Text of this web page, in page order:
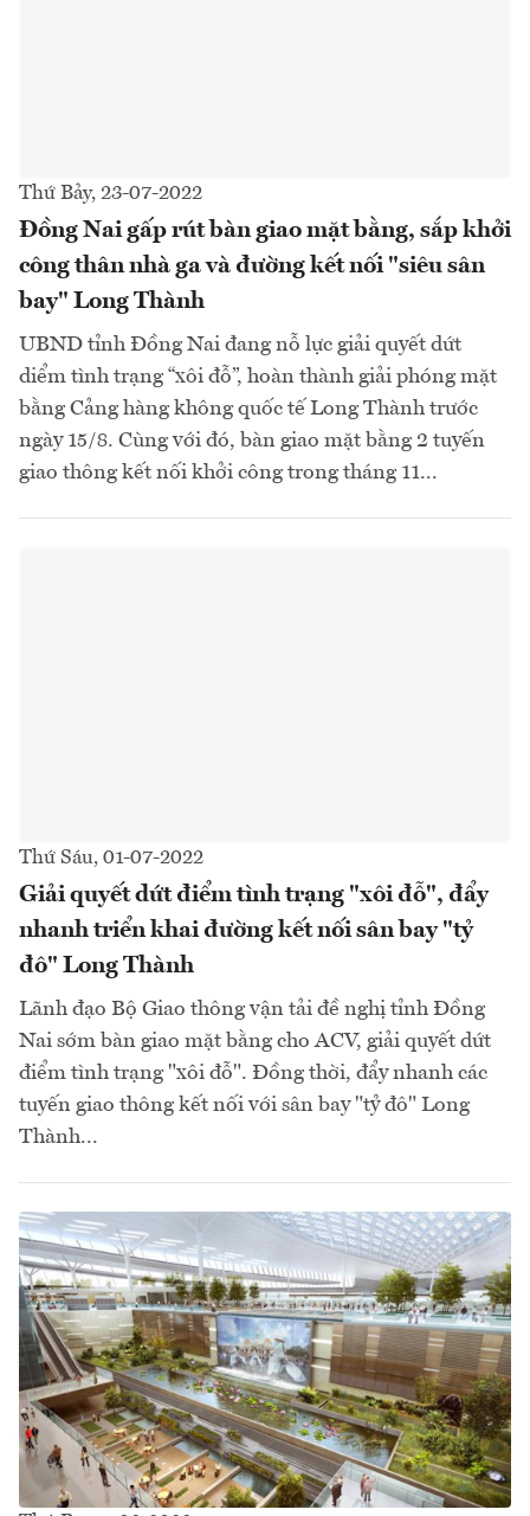
Thứ Bảy, 23-07-2022
Đồng Nai gấp rút bàn giao mặt bằng, sắp khởi
công thân nhà ga và đường kết nối "siêu sân
bay" Long Thành
UBND tỉnh Đồng Nai đang nỗ lực giải quyết dứt
diểm tình trạng “xôi đỗ”, hoàn thành giải phóng mặt
bằng Cảng hàng không quốc tế Long Thành trước
ngày 15/8. Cùng với đó, bàn giao mặt bằng 2 tuyến
giao thông kết nối khởi công trong tháng 11...
Thứ Sáu, 01-07-2022
Giải quyết dứt điểm tình trạng "xôi đỗ", đẩy
nhanh triển khai đường kết nối sân bay "tỷ
đô" Long Thành
Lãnh đạo Bộ Giao thông vận tải đề nghị tỉnh Đồng
Nai sớm bàn giao mặt bằng cho ACV, giải quyết dứt
điểm tình trạng "xôi đỗ". Đồng thời, đẩy nhanh các
tuyến giao thông kết nối với sân bay "tỷ đô" Long
Thành...